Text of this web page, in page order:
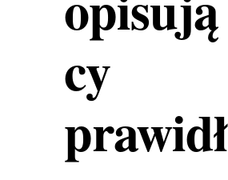
cy
prawidł